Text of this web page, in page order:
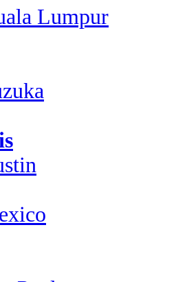
Lumpur